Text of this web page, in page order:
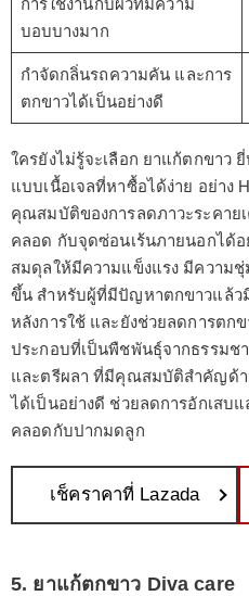
บอบบางมาก
กำจัดกลิ่นรถความคัน และการ
ตกขาวได้เป็นอย่างดี
ใครยังไม่รู้จะเลือก ยาแก้ตกขาว
แบบเนื้อเจลที่หาซื้อได้ง่าย อย่าง
คุณสมบัติของการลดภาวะระคาย
คลอด กับจุดซ่อนเร้นภายนอกได้
สมดุลให้มีความแข็งแรง มีความ
ขึ้น สำหรับผู้ที่มีปัญหาตกขาวแล้ว
หลังการใช้ และยังช่วยลดการตก
ประกอบที่เป็นพืชพันธุ์จากธรรมช
และตรีผลา ที่มีคุณสมบัติสำคัญด้า
ได้เป็นอย่างดี ช่วยลดการอักเสบ
คลอดกับปากมดลูก
เช็คราคาที่ Lazada
5. ยาแก้ตกขาว Diva care